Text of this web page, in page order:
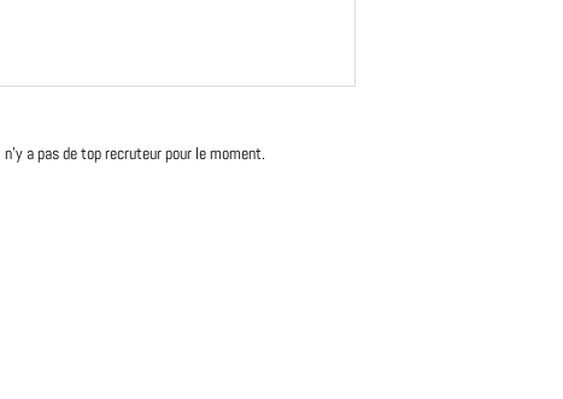
n'y a pas de top recruteur pour le moment.